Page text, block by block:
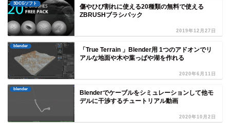
3DCGソフト
傷やひび割れに使える20種類の無料で使える
ZBRUSHブラシパック
2019年12月27日
blender
「True Terrain 」Blender用 1つのアドオンでリ
アルな地面や木や葉っぱや湖を作れる
2020年6月11日
blender
Blenderでケーブルをシミュレーションして他モ
デルに干渉するチュートリアル動画
2020年10月2日